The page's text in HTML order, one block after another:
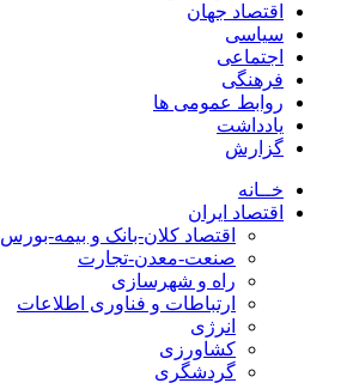
اقتصاد جهان
سیاسی
اجتماعی
فرهنگی
روابط عمومی ها
یادداشت
گزارش
خــانه
اقتصاد ایران
اقتصاد کلان-بانک و بیمه-بورس
صنعت-معدن-تجارت
راه و شهرسازی
ارتباطات و فناوری اطلاعات
انرژی
کشاورزی
گردشگری